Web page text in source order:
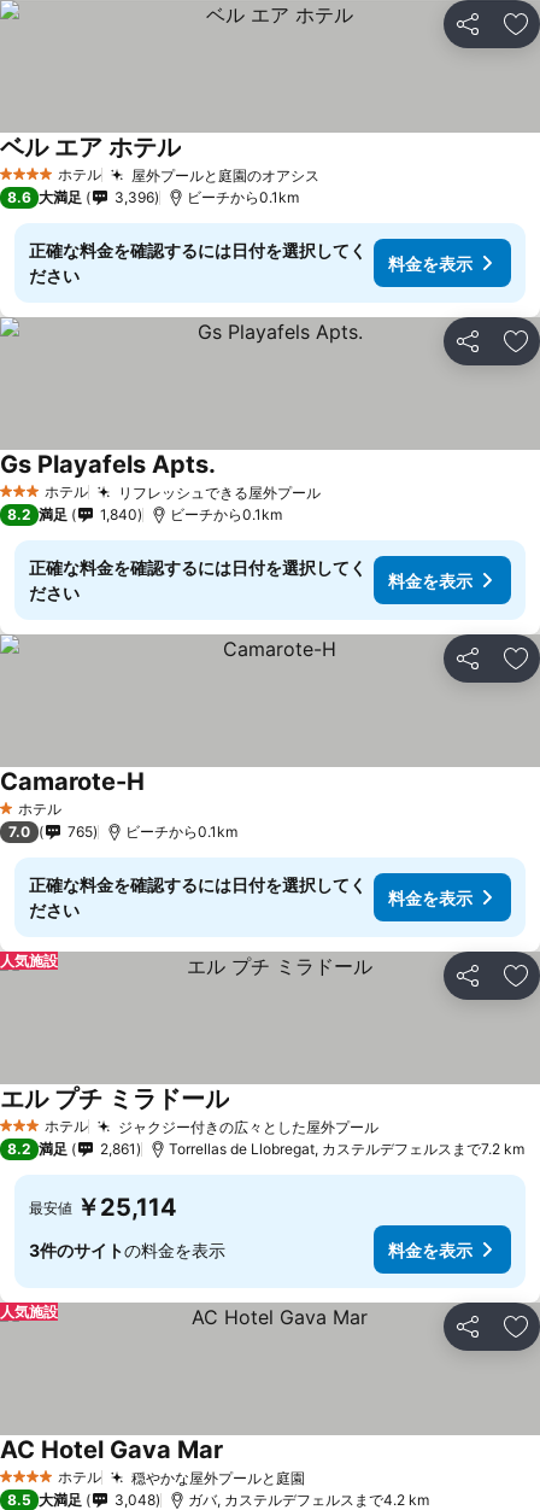
シェア お
4 ホテルのランク
ホテル 屋外プールと庭園のオアシス
ベル エア ホテル
8.6 大満足 3,396 ビーチから0.1km
正確な料金を確認するには日付を選択してく
ださい
料金を表示
シェア お
3 ホテルのランク
ホテル リフレッシュできる屋外プール
Gs Playafels Apts.
8.2 満足 1,840 ビーチから0.1km
正確な料金を確認するには日付を選択してく
ださい
料金を表示
シェア お
1 ホテルのランク
ホテル
Camarote-H
7.0 765 ビーチから0.1km
正確な料金を確認するには日付を選択してく
ださい
料金を表示
シェア お
人気施設
3 ホテルのランク
ホテル ジャクジー付きの広々とした屋外プール
エル プチ ミラドール
8.2 満足 2,861 Torrellas de Llobregat, カステルデフェルスまで7.2 km
最安値 ￥25,114
3件のサイトの料金を表示 料金を表示
シェア お
人気施設
4 ホテルのランク
ホテル 穏やかな屋外プールと庭園
AC Hotel Gava Mar
8.5 大満足 3,048 ガバ, カステルデフェルスまで4.2 km